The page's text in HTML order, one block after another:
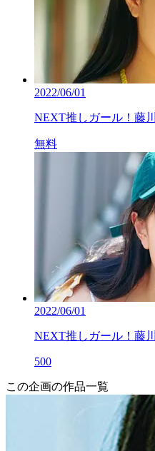
2022/06/01
NEXT推しガール！藤
無料
2022/06/01
NEXT推しガール！藤
500
この企画の作品一覧